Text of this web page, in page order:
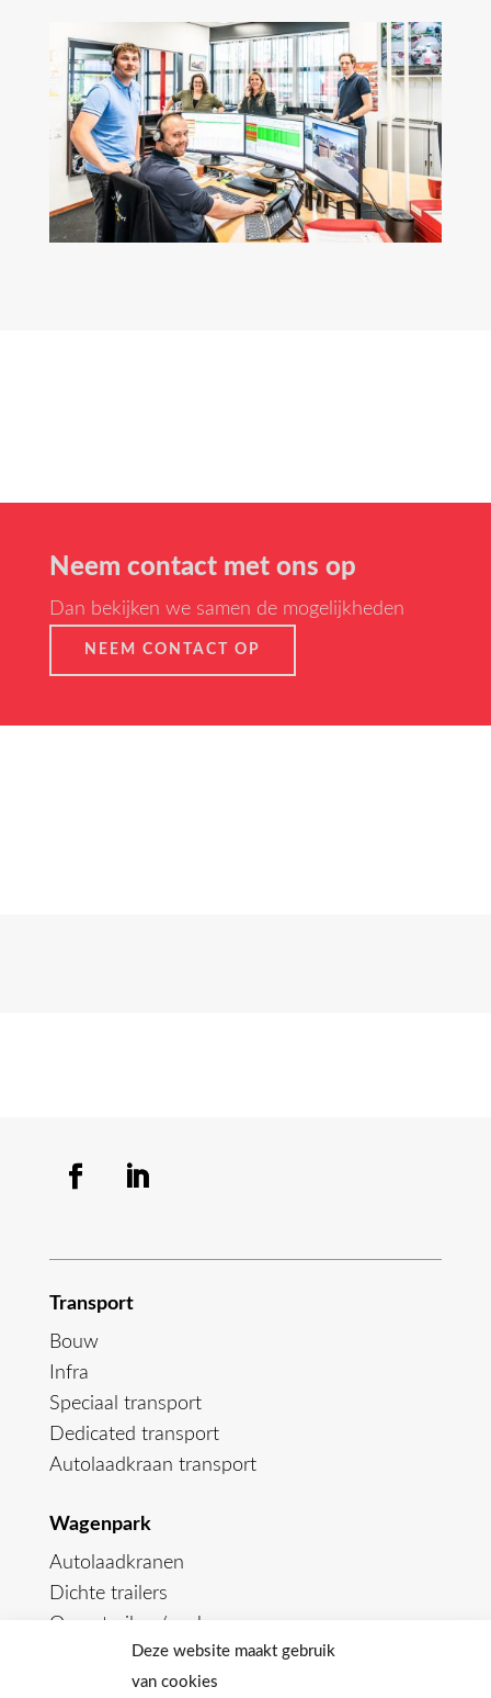
Deze website maakt gebruik
van cookies
Neem contact met ons op
Dan bekijken we samen de mogelijkheden
NEEM CONTACT OP
Transport
Bouw
Infra
Speciaal transport
Dedicated transport
Autolaadkraan transport
Wagenpark
Autolaadkranen
Dichte trailers
Open trailers/aanhangers